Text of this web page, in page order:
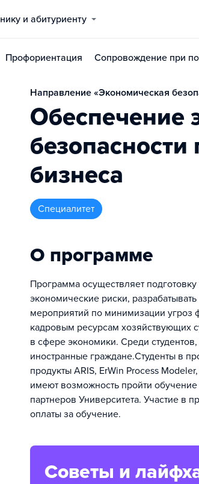
и абитуриенту
Профориентация Сопровождение при
Направление «Экономическая
Обеспечение
безопасности
бизнеса
специалитет
О программе
П​рограмма осуществляет
экономические риски,
мероприятий по минимизации
кадровым ресурсам хозяйствующих
в сфере экономики.​ Среди
иностранные граждане.Студенты в
продукты ARIS, ErWin Process
имеют возможность пройти
партнеров Университета. Участие в
оплаты за обучение.
Советы и